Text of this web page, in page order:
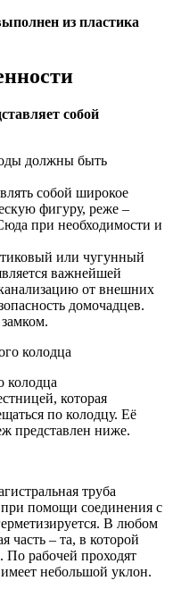
из пластика
собой
должны быть
собой широкое
фигуру, реже –
при необходимости и
или чугунный
важнейшей
от внешних
домочадцев.
колодца
которая
по колодцу. Её
представлен ниже.
труба
помощи соединения с
В любом
часть – та, в которой
По рабочей проходят
небольшой уклон.